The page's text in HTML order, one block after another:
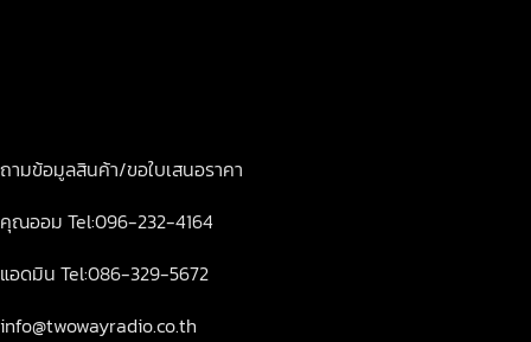
ถามข้อมูลสินค้า/ขอใบเสนอราคา
คุณออม Tel:096-232-4164
แอดมิน Tel:086-329-5672
info@twowayradio.co.th